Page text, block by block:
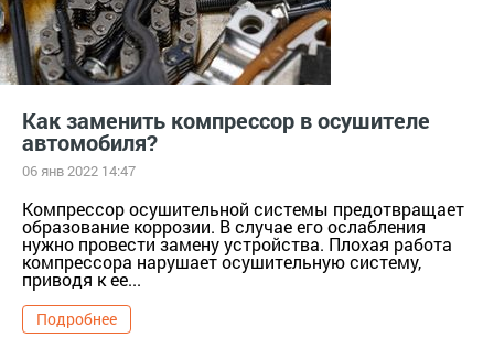
Как заменить компрессор в осушителе
автомобиля?
06 янв 2022 14:47
Компрессор осушительной системы предотвращает
образование коррозии. В случае его ослабления
нужно провести замену устройства. Плохая работа
компрессора нарушает осушительную систему,
приводя к ее...
Подробнее